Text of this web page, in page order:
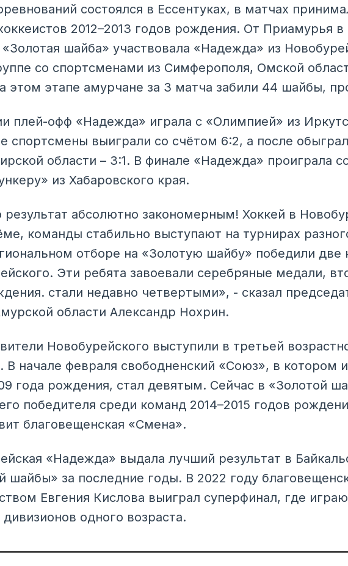
состоялся в Ессентуках, в матчах
2012–2013 годов рождения. От Приамурья
шайба» участвовала «Надежда» из
со спортсменами из Симферополя, Омской
этом этапе амурчане за 3 матча забили 44 шайбы,
плей-офф «Надежда» играла с «Олимпией» из
спортсмены выиграли со счётом 6:2, а после
области – 3:1. В финале «Надежда» проиграла
из Хабаровского края.
абсолютно закономерным! Хоккей в
команды стабильно выступают на турнирах
отборе на «Золотую шайбу» победили две
Эти ребята завоевали серебряные медали,
стали недавно четвертыми», - сказал
области Александр Нохрин.
Новобурейского выступили в третьей
В начале февраля свободненский «Союз», в котором
года рождения, стал девятым. Сейчас в «Золотой
победителя среди команд 2014–2015 годов
благовещенская «Смена».
«Надежда» выдала лучший результат в
шайбы» за последние годы. В 2022 году
Евгения Кислова выиграл суперфинал, где
одного возраста.